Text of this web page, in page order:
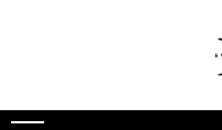
Oxford
Papuci